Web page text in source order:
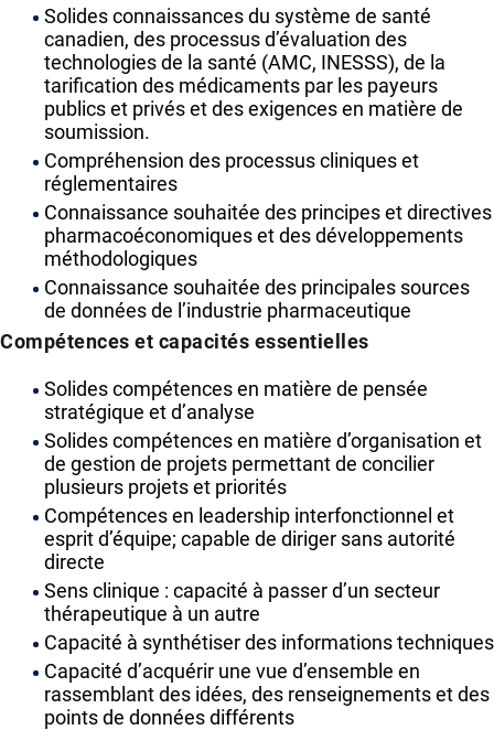
Solides connaissances du système de santé
canadien, des processus d’évaluation des
technologies de la santé (AMC, INESSS), de la
tarification des médicaments par les payeurs
publics et privés et des exigences en matière de
soumission.
Compréhension des processus cliniques et
réglementaires
Connaissance souhaitée des principes et directives
pharmacoéconomiques et des développements
méthodologiques
Connaissance souhaitée des principales sources
de données de l’industrie pharmaceutique
Compétences et capacités essentielles
Solides compétences en matière de pensée
stratégique et d’analyse
Solides compétences en matière d’organisation et
de gestion de projets permettant de concilier
plusieurs projets et priorités
Compétences en leadership interfonctionnel et
esprit d’équipe; capable de diriger sans autorité
directe
Sens clinique : capacité à passer d’un secteur
thérapeutique à un autre
Capacité à synthétiser des informations techniques
Capacité d’acquérir une vue d’ensemble en
rassemblant des idées, des renseignements et des
points de données différents